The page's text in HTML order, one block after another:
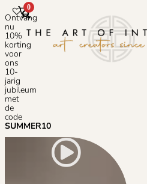
Ontvang
nu
10%
korting
voor
ons
10-
jarig
jubileum
met
de
code
SUMMER10
0